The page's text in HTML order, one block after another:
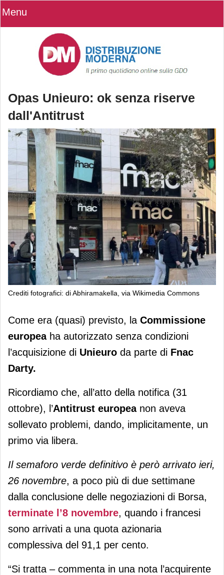
Menu
Opas Unieuro: ok senza riserve
dall'Antitrust
Crediti fotografici: di Abhiramakella, via Wikimedia Commons
Opas Unieuro: ok senza riserve
dall'Antitrust
Come era (quasi) previsto, la Commissione
europeaha autorizzato senza condizioni
l’acquisizione di Unieuro da parte di Fnac
Darty.
Ricordiamo che, all’atto della notifica (31
ottobre), l’Antitrust europeanon aveva
sollevato problemi, dando, implicitamente, un
primo via libera.
Il semaforo verde definitivo è però arrivato ieri,
26 novembre, a poco più di due settimane
dalla conclusione delle negoziazioni di Borsa,
terminate l’8 novembre, quando i francesi
sono arrivati a una quota azionaria
complessiva del 91,1 per cento.
“Si tratta – commenta in una nota l’acquirente